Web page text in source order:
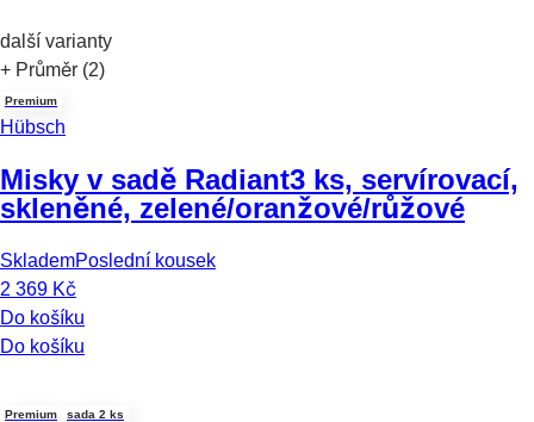
další varianty
+ Průměr (2)
Premium
Hübsch
Misky v sadě Radiant3 ks, servírovací,
skleněné, zelené/oranžové/růžové
SklademPoslední kousek
2 369 Kč
Do košíku
Do košíku
Premium sada 2 ks